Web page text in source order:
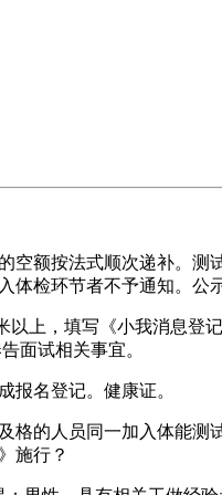
额按法式顺次递补。测
检环节者不予通知。公
上，填写《小我消息登
面试相关事宜。
名登记。健康证。
的人员同一加入体能测
施行？